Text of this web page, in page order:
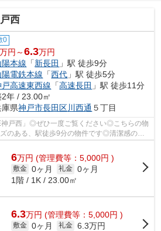
西
0
万円～6.3万円
陽本線 「新長田 」駅 徒歩9分
陽電鉄本線 「西代 」駅 徒歩5分
戸高速東西線 「高速長田 」駅 徒歩11分
2年 / 23.00㎡
庫県神戸市長田区川西通 ５丁目
神戸西」◎ぜひ一度ご覧ください◎こちらの物
のある、駅徒歩9分の物件です◎清潔感のあ
件となってお...
6万円 (管理費等：5,000円 )
敷金 0ヶ月 礼金 0ヶ月
1階 / 1K / 23.00㎡
6.3万円 (管理費等：5,000円 )
敷金 0ヶ月 礼金 6.3万円